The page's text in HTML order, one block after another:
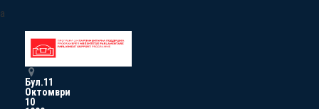
a
Бул.11
Октомври
10